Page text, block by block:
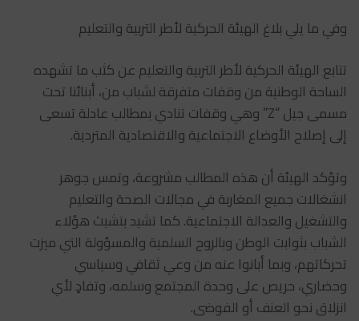
وفي ما يلي بلاغ الهيئة الحركية لأطر التربية والتعليم
تتابع الهيئة الحركية لأطر التربية والتعليم عن كثب ما تشهده
الساحة الوطنية من وقفات متفرقة لشباب من، أبنائنا تحت
مسمى جيل “Z” وهي وقفات تنادي بمطالب عادلة تسعى
إلى إصلاح الأوضاع الاجتماعية والاقتصادية المتردية.
وتؤكد الهيئة أن هذه المطالب مشروعة، وتمس جوهر
انشغالات جميع المغاربة في مجالات الصحة والتعليم
والتشغيل والعدالة الاجتماعية. كما تشيد بتشبث هؤلاء
الشباب بثوابت الوطن وبالروح السلمية والمسؤولة التي ميزت
تحركاتهم، وبما أبانوا عنه من وعي ثقافي وسياسي
وحضاري، حريص على وحدة المجتمع وسلمه، وتفادٍ لأي
انزلاق نحو العنف أو الفوضى.